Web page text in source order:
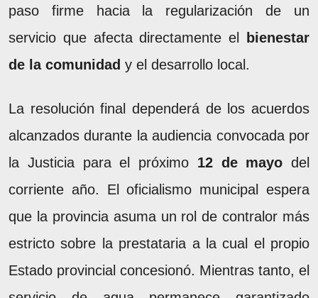
paso firme hacia la regularización de un
servicio que afecta directamente el
bienestar
de la comunidad y el desarrollo local.
La resolución final dependerá de los acuerdos
alcanzados durante la audiencia convocada por
la Justicia para el próximo 12 de mayo del
corriente año. El oficialismo municipal espera
que la provincia asuma un rol de contralor más
estricto sobre la prestataria a la cual el propio
Estado provincial concesionó. Mientras tanto, el